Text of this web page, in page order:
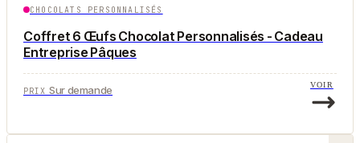
CHOCOLATS PERSONNALISÉS
Coffret 6 Œufs Chocolat Personnalisés - Cadeau
Entreprise Pâques
PRIX Sur demande VOIR